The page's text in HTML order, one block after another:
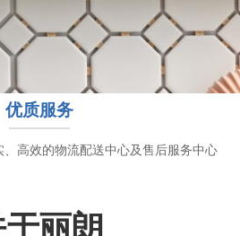
优质服务
高效的物流配送中心及售后服务中心
于丽朗